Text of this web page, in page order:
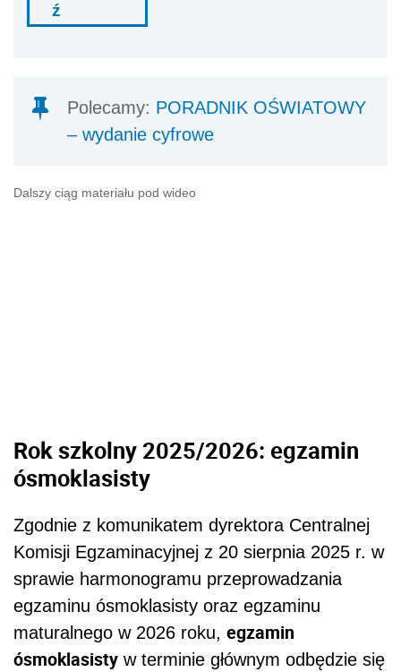
ź
Polecamy: PORADNIK OŚWIATOWY
– wydanie cyfrowe
Dalszy ciąg materiału pod wideo
Rok szkolny 2025/2026: egzamin
ósmoklasisty
Zgodnie z komunikatem dyrektora Centralnej
Komisji Egzaminacyjnej z 20 sierpnia 2025 r. w
sprawie harmonogramu przeprowadzania
egzaminu ósmoklasisty oraz egzaminu
maturalnego w 2026 roku, egzamin
ósmoklasisty w terminie głównym odbędzie się